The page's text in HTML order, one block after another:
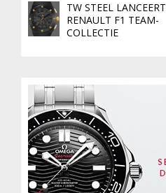
TW STEEL LANCEERT
RENAULT F1 TEAM-
COLLECTIE